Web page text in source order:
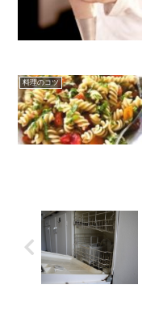
料理のコツ